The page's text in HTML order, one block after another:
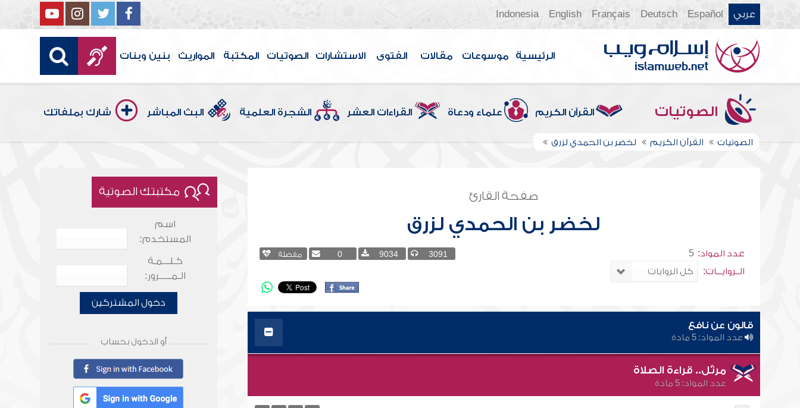
عربي Español
Deutsch
Français
English
Indonesia
الرئيسية موسوعات مقالات الفتوى الاستشارات الصوتيات المكتبة المواريث بنين وبنات
الصوتيات القرآن الكريم علماء ودعاة القراءات العشر الشجرة العلمية البث المباشر شارك بملفاتك
الصوتيات القرآن الكريم لخضر بن الحمدي لزرق
صفحة القارئ
لخضر بن الحمدي لزرق
عدد المواد: 5
الــروايـــات:
3091
9034
0 مفضلة
قالون عن نافع
عدد المواد: 5 مادة
مرتّل.. قراءة الصلاة
عدد المواد: 5 مادة
مكتبتك الصوتية
اسم
المستخدم:
كـلـــمـة
الـمـــــرور:
دخول المشتركين
أو الدخول بحساب